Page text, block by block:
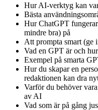
Hur AI-verktyg kan
Bästa
Hur ChatGPT
mindre bra) på
Att prompta smart (ge
Vad en GPT är och
Exempel på smarta
Hur du skapar en
redaktionen kan dra
Varför du behöver
av AI
Vad som är på gång